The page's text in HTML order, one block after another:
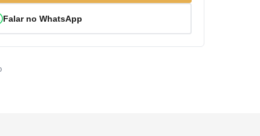
Falar no WhatsApp